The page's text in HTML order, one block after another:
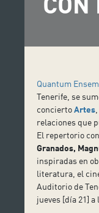
Quantum
Tenerife, se
conciertoArtes
relaciones que
El repertorio
Granados,
inspiradas en
literatura, el
Auditorio de
jueves [día 21] a